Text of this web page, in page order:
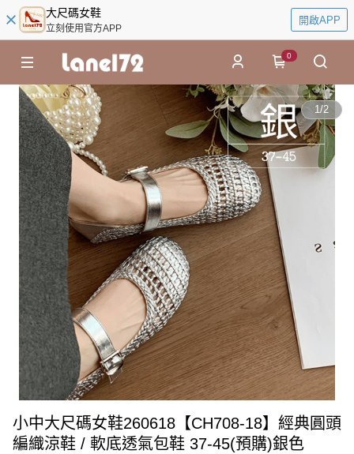
大尺碼女鞋
立刻使用官方APP
開啟APP
0
1/2
小中大尺碼女鞋260618【CH708-18】經典圓頭
編織涼鞋 / 軟底透氣包鞋 37-45(預購)銀色